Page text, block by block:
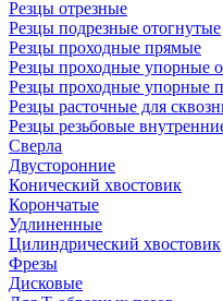
Резцы отрезные
Резцы подрезные отогнутые
Резцы проходные прямые
Резцы проходные упорные
Резцы проходные упорные
Резцы расточные для
Резцы резьбовые
Сверла
Двусторонние
Конический хвостовик
Корончатые
Удлиненные
Цилиндрический хвостовик
Фрезы
Дисковые